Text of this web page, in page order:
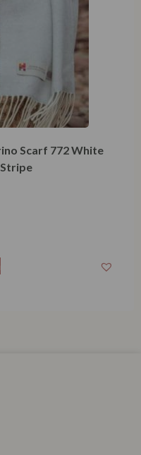
Scarf 772 White